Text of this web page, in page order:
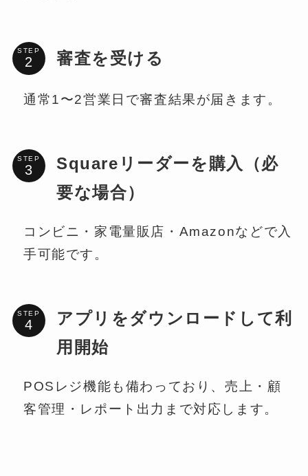
STEP 審査を受ける
通常1〜2営業日で審査結果が届きます。
STEP
Squareリーダーを購入（必
要な場合）
コンビニ・家電量販店・Amazonなどで入
手可能です。
STEP
アプリをダウンロードして利
用開始
POSレジ機能も備わっており、売上・顧
客管理・レポート出力まで対応します。